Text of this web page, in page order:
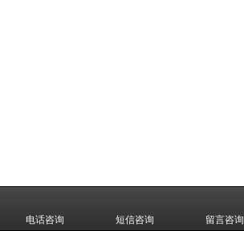
电话咨询 短信咨询 留言咨询